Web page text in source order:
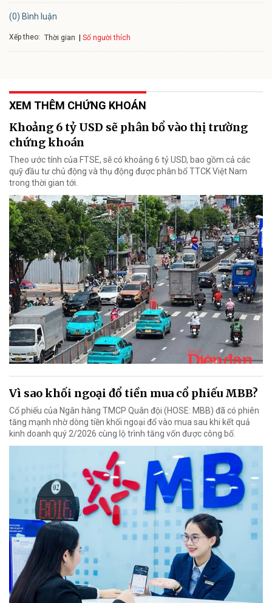
(0) Bình luận
Xếp theo: Thời gian Số người thích
XEM THÊM CHỨNG KHOÁN
Khoảng 6 tỷ USD sẽ phân bổ vào thị trường
chứng khoán
Theo ước tính của FTSE, sẽ có khoảng 6 tỷ USD, bao gồm cả các
quỹ đầu tư chủ động và thụ động được phân bổ TTCK Việt Nam
trong thời gian tới.
Vì sao khối ngoại đổ tiền mua cổ phiếu MBB?
Cổ phiếu của Ngân hàng TMCP Quân đội (HOSE: MBB) đã có phiên
tăng mạnh nhờ dòng tiền khối ngoại đổ vào mua sau khi kết quả
kinh doanh quý 2/2026 cùng lộ trình tăng vốn được công bố.